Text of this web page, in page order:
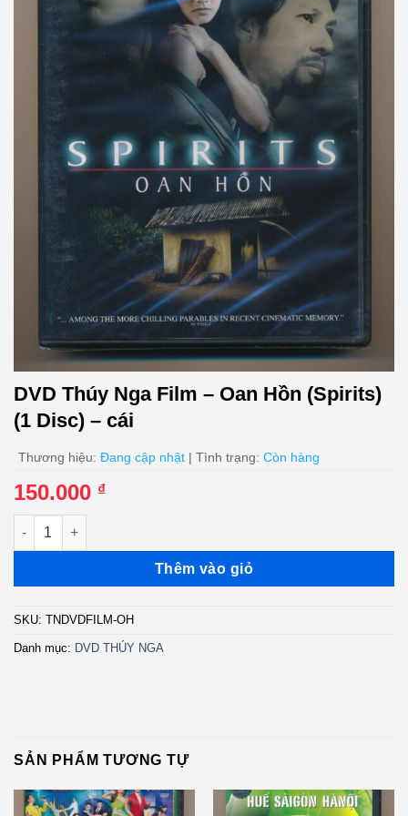
DVD Thúy Nga Film – Oan Hồn (Spirits)
(1 Disc) – cái
Thương hiệu: Đang cập nhật | Tình trạng: Còn hàng
150.000 ₫
DVD Thúy Nga Film - Oan Hồn (Spirits) (1 Disc) - cái số lượng
Thêm vào giỏ
SKU: TNDVDFILM-OH
Danh mục: DVD THÚY NGA
SẢN PHẨM TƯƠNG TỰ